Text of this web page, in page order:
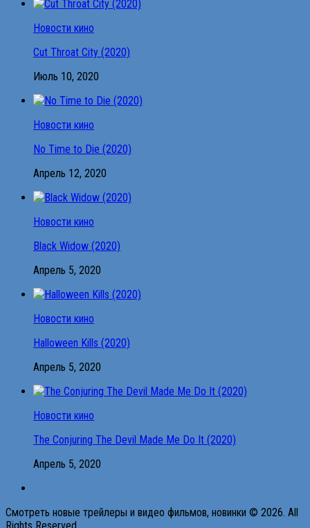
Новости кино
Cut Throat City (2020)
Июль 10, 2020
Новости кино
No Time to Die (2020)
Апрель 12, 2020
Новости кино
Black Widow (2020)
Апрель 5, 2020
Новости кино
Halloween Kills (2020)
Апрель 5, 2020
Новости кино
The Conjuring The Devil Made Me Do It (2020)
Апрель 5, 2020
Смотреть новые трейлеры и видео фильмов, новинки © 2026. All